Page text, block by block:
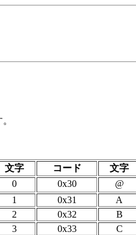
文字 コード 文字
0 0x30 @
1 0x31 A
2 0x32 B
3 0x33 C